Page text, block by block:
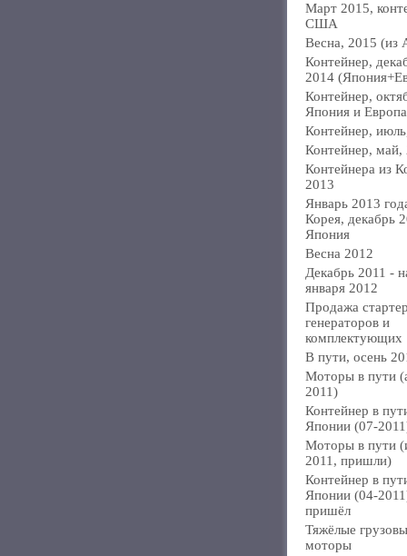
Март 2015,
США
Весна, 2015 (из
Контейнер,
2014
Контейнер,
Япония и
Контейнер,
Контейнер, май,
Контейнера из
2013
Январь 2013
Корея, декабрь
Япония
Весна 2012
Декабрь 2011 -
января 2012
Продажа
генераторов и
комплектующих
В пути, осень
Моторы в пути
2011)
Контейнер в
Японии (07-
Моторы в пути
2011, пришли)
Контейнер в
Японии (04-
пришёл
Тяжёлые
моторы